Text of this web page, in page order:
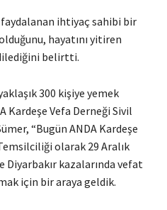
faydalanan ihtiyaç sahibi bir
hayatını yitiren
belirtti.
300 kişiye yemek
Kardeşe Vefa Derneği Sivil
“Bugün ANDA Kardeşe
olarak 29 Aralık
Diyarbakır kazalarında vefat
için bir araya geldik.